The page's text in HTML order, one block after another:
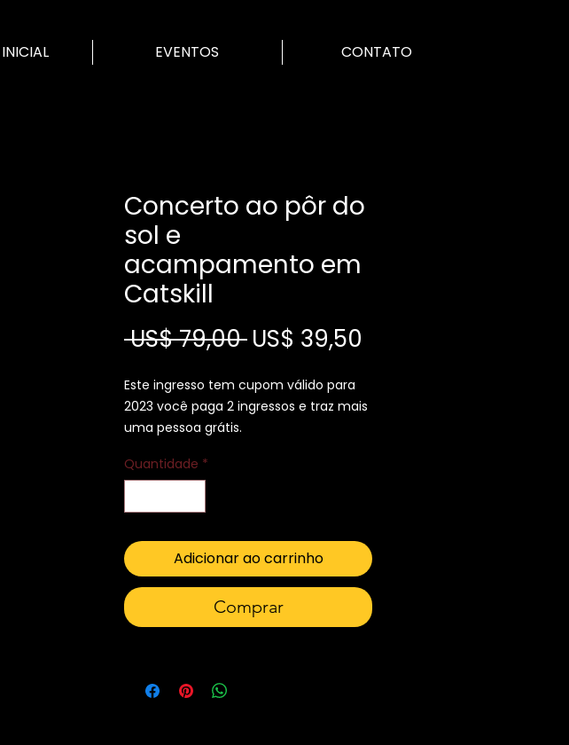
EVENTOS CONTATO
Concerto ao pôr do
sol e
acampamento em
Catskill
US$ 79,00 Preço
normal
US$ 39,50
Este ingresso tem cupom válido para
2023 você paga 2 ingressos e traz mais
uma pessoa grátis.
Quantidade *
Adicionar ao carrinho
Comprar